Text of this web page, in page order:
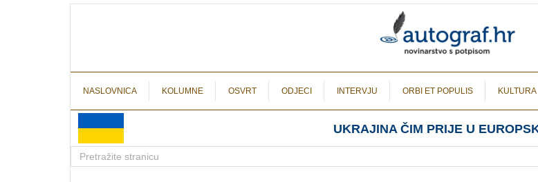
NASLOVNICA KOLUMNE OSVRT ODJECI INTERVJU ORBI ET POPULIS KULTURA
UKRAJINA ČIM PRIJE U